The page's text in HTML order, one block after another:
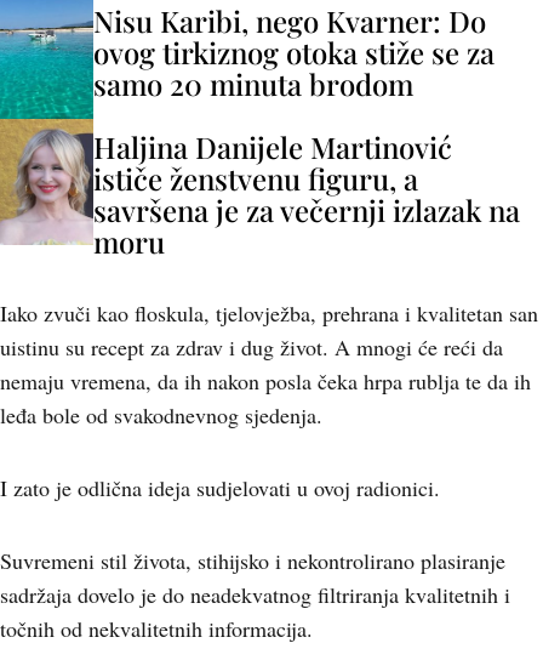
Nisu Karibi, nego Kvarner: Do
ovog tirkiznog otoka stiže se za
samo 20 minuta brodom
Haljina Danijele Martinović
ističe ženstvenu figuru, a
savršena je za večernji izlazak na
moru
Iako zvuči kao floskula, tjelovježba, prehrana i kvalitetan san
uistinu su recept za zdrav i dug život. A mnogi će reći da
nemaju vremena, da ih nakon posla čeka hrpa rublja te da ih
leđa bole od svakodnevnog sjedenja.
I zato je odlična ideja sudjelovati u ovoj radionici.
Suvremeni stil života, stihijsko i nekontrolirano plasiranje
sadržaja dovelo je do neadekvatnog filtriranja kvalitetnih i
točnih od nekvalitetnih informacija.